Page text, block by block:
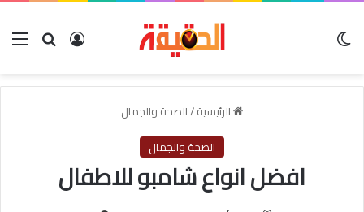
بحث عنتسجيل
الرئيسية/الصحة والجمال
الصحة والجمال
افضل انواع شامبو للاطفال